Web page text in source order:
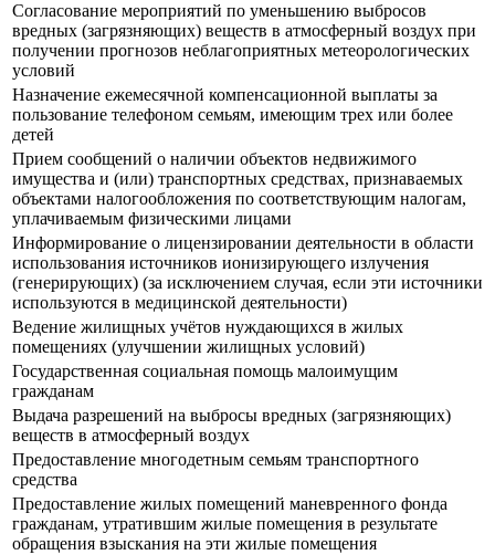
Согласование мероприятий по уменьшению выбросов
вредных (загрязняющих) веществ в атмосферный воздух при
получении прогнозов неблагоприятных метеорологических
условий
Назначение ежемесячной компенсационной выплаты за
пользование телефоном семьям, имеющим трех или более
детей
Прием сообщений о наличии объектов недвижимого
имущества и (или) транспортных средствах, признаваемых
объектами налогообложения по соответствующим налогам,
уплачиваемым физическими лицами
Информирование о лицензировании деятельности в области
использования источников ионизирующего излучения
(генерирующих) (за исключением случая, если эти источники
используются в медицинской деятельности)
Ведение жилищных учётов нуждающихся в жилых
помещениях (улучшении жилищных условий)
Государственная социальная помощь малоимущим
гражданам
Выдача разрешений на выбросы вредных (загрязняющих)
веществ в атмосферный воздух
Предоставление многодетным семьям транспортного
средства
Предоставление жилых помещений маневренного фонда
гражданам, утратившим жилые помещения в результате
обращения взыскания на эти жилые помещения